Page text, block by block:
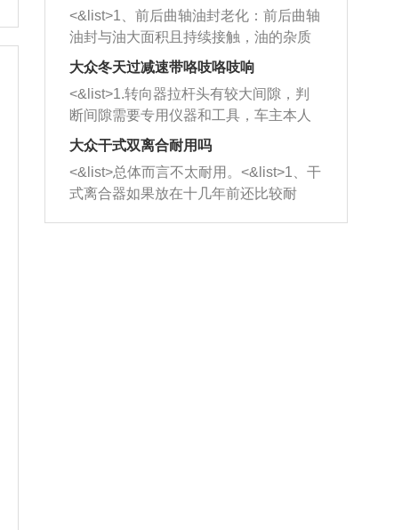
西取出来。但如果是因为积碳过多引起
的堵塞，就需要将三元催化器泡在草酸
洗剂对堵塞的情况得到解决，将清洗剂
放在燃油箱中，与燃油混合后，车辆启
动时，就可以和汽油一起进入到燃烧
室，最后形成废气排出，就可以让三元
催化器得到清洗，排气管堵塞的情况就
能够得到解决。
一圈半的练习，往右同样也要打相同的
圈数。 <&list>3、最后强调要反复练
习，这样就可以形成肌肉记忆，在真实
驾驶车辆时，不需要记忆也能打好方
向。
<&list>1、前后曲轴油封老化：前后曲轴
油封与油大面积且持续接触，油的杂质
和发动机内持续温度变化使其密封效果
逐渐减弱，导致渗油或漏油。<&list>2、
活塞间隙过大：积碳会使活塞环与缸体
的间隙扩大，导致机油流入燃烧室中，
造成烧机油。<&list>3、机油粘度。使用
机油粘度过小的话，同样会有烧机油现
象，机油粘度过小具有很好的流动性，
大众冬天过减速带咯吱咯吱响
<&list>1.转向器拉杆头有较大间隙，判
断间隙需要专用仪器和工具，车主本人
无法制作，需要将车辆送到修理厂或4s
店；<&list>2.车辆半轴套管防尘罩破
裂，破裂后会出现漏油现象，使半轴磨
损严重，磨损的半轴容易损坏，产生异
响；<&list>3.稳定器的转向胶套和球头
大众干式双离合耐用吗
<&list>总体而言不太耐用。<&list>1、干
式离合器如果放在十几年前还比较耐